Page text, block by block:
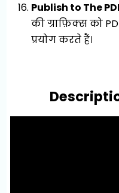
Publish to The
की ग्राफ़िक्स को
प्रयोग करते हैं।